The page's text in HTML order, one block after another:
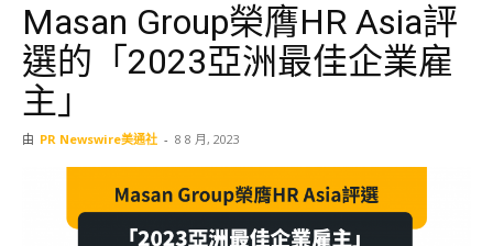
Masan Group榮膺HR Asia評
選的「2023亞洲最佳企業雇
主」
由 PR Newswire美通社 - 8 8 月, 2023